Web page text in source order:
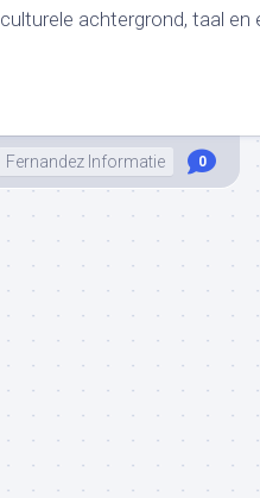
achtergrond, taal en
Fernandez Informatie 0